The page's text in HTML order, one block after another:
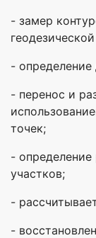
- замер
-
- перенос и
точек;
-
участков;
-
-